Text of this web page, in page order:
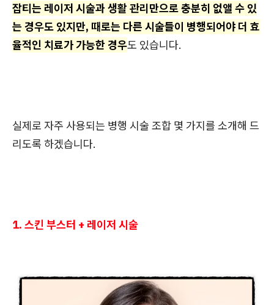
잡티는 레이저 시술과 생활 관리만으로 충분히 없앨 수 있
는 경우도 있지만, 때로는 다른 시술들이 병행되어야 더 효
율적인 치료가 가능한 경우도 있습니다.
실제로 자주 사용되는 병행 시술 조합 몇 가지를 소개해 드
리도록 하겠습니다.
1. 스킨 부스터 + 레이저 시술